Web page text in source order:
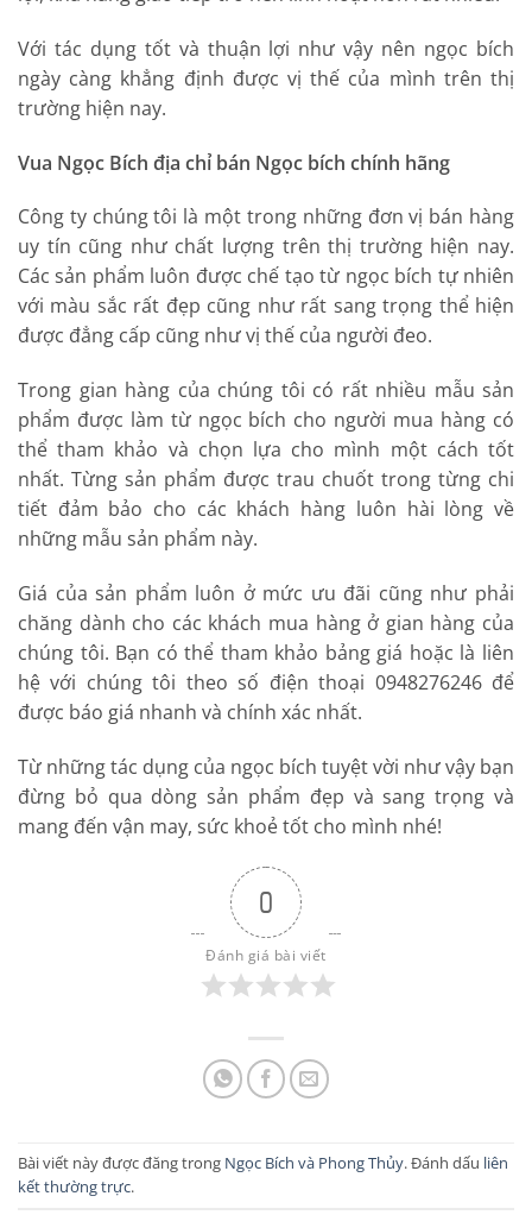
Với tác dụng tốt và thuận lợi như vậy nên ngọc bích
ngày càng khẳng định được vị thế của mình trên thị
trường hiện nay.
Vua Ngọc Bích địa chỉ bán Ngọc bích chính hãng
Công ty chúng tôi là một trong những đơn vị bán hàng
uy tín cũng như chất lượng trên thị trường hiện nay.
Các sản phẩm luôn được chế tạo từ ngọc bích tự nhiên
với màu sắc rất đẹp cũng như rất sang trọng thể hiện
được đẳng cấp cũng như vị thế của người đeo.
Trong gian hàng của chúng tôi có rất nhiều mẫu sản
phẩm được làm từ ngọc bích cho người mua hàng có
thể tham khảo và chọn lựa cho mình một cách tốt
nhất. Từng sản phẩm được trau chuốt trong từng chi
tiết đảm bảo cho các khách hàng luôn hài lòng về
những mẫu sản phẩm này.
Giá của sản phẩm luôn ở mức ưu đãi cũng như phải
chăng dành cho các khách mua hàng ở gian hàng của
chúng tôi. Bạn có thể tham khảo bảng giá hoặc là liên
hệ với chúng tôi theo số điện thoại 0948276246 để
được báo giá nhanh và chính xác nhất.
Từ những tác dụng của ngọc bích tuyệt vời như vậy bạn
đừng bỏ qua dòng sản phẩm đẹp và sang trọng và
mang đến vận may, sức khoẻ tốt cho mình nhé!
0
Đánh giá bài viết
Bài viết này được đăng trong Ngọc Bích và Phong Thủy. Đánh dấu liên
kết thường trực.